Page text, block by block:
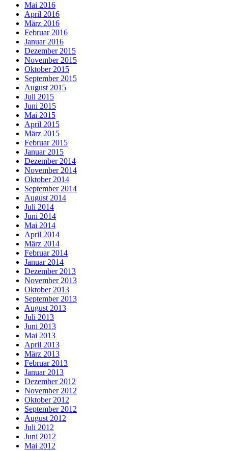
Mai 2016
April 2016
März 2016
Februar 2016
Januar 2016
Dezember 2015
November 2015
Oktober 2015
September 2015
August 2015
Juli 2015
Juni 2015
Mai 2015
April 2015
März 2015
Februar 2015
Januar 2015
Dezember 2014
November 2014
Oktober 2014
September 2014
August 2014
Juli 2014
Juni 2014
Mai 2014
April 2014
März 2014
Februar 2014
Januar 2014
Dezember 2013
November 2013
Oktober 2013
September 2013
August 2013
Juli 2013
Juni 2013
Mai 2013
April 2013
März 2013
Februar 2013
Januar 2013
Dezember 2012
November 2012
Oktober 2012
September 2012
August 2012
Juli 2012
Juni 2012
Mai 2012